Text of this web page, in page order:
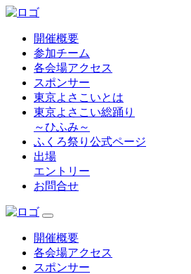
開催概要
参加チーム
各会場アクセス
スポンサー
東京よさこいとは
東京よさこい総踊り
～ひふみ～
ふくろ祭り公式ページ
出場
エントリー
お問合せ
開催概要
各会場アクセス
スポンサー